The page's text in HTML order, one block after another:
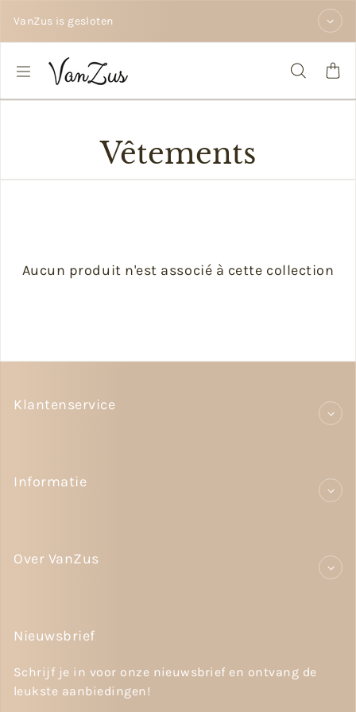
VanZus is gesloten
Vêtements
Aucun produit n'est associé à cette collection
Klantenservice
Informatie
Over VanZus
Nieuwsbrief
Schrijf je in voor onze nieuwsbrief en ontvang de
leukste aanbiedingen!